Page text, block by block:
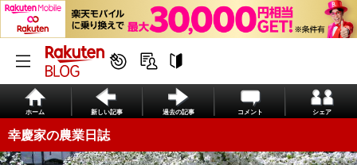
ホーム 新しい記事 過去の記事 コメント シェア
幸慶家の農業日誌